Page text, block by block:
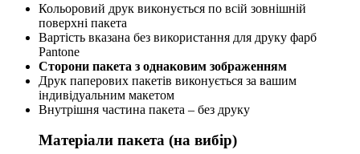
Кольоровий друк виконується по всій зовнішній
поверхні пакета
Вартість вказана без використання для друку фарб
Pantone
Сторони пакета з однаковим зображенням
Друк паперових пакетів виконується за вашим
індивідуальним макетом
Внутрішня частина пакета – без друку
Матеріали пакета (на вибір)